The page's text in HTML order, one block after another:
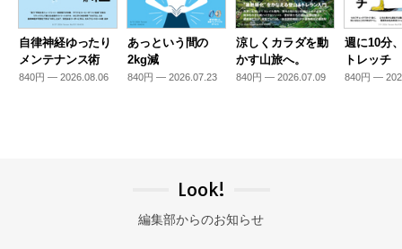
自律神経ゆったり
メンテナンス術
840円 — 2026.08.06
あっという間の
2kg減
840円 — 2026.07.23
涼しくカラダを動
かす山旅へ。
840円 — 2026.07.09
週に10分
トレッチ
840円 —
Look!
編集部からのお知らせ